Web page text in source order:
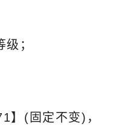
；
】(固定不变)，